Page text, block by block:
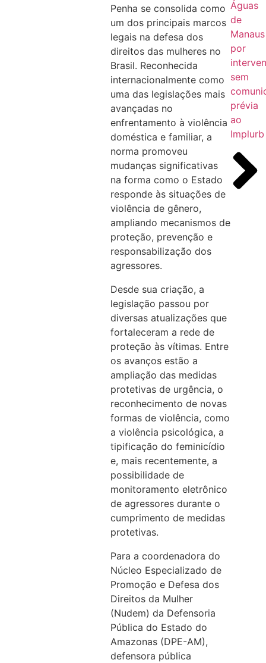
Penha se consolida como
um dos principais marcos
legais na defesa dos
direitos das mulheres no
Brasil. Reconhecida
internacionalmente como
uma das legislações mais
avançadas no
enfrentamento à violência
doméstica e familiar, a
norma promoveu
mudanças significativas
na forma como o Estado
responde às situações de
violência de gênero,
ampliando mecanismos de
proteção, prevenção e
responsabilização dos
agressores.
Desde sua criação, a
legislação passou por
diversas atualizações que
fortaleceram a rede de
proteção às vítimas. Entre
os avanços estão a
ampliação das medidas
protetivas de urgência, o
reconhecimento de novas
formas de violência, como
a violência psicológica, a
tipificação do feminicídio
e, mais recentemente, a
possibilidade de
monitoramento eletrônico
de agressores durante o
cumprimento de medidas
protetivas.
Para a coordenadora do
Núcleo Especializado de
Promoção e Defesa dos
Direitos da Mulher
(Nudem) da Defensoria
Pública do Estado do
Amazonas (DPE-AM),
defensora pública
Águas
de
Manaus
por
sem
prévia
ao
Implurb